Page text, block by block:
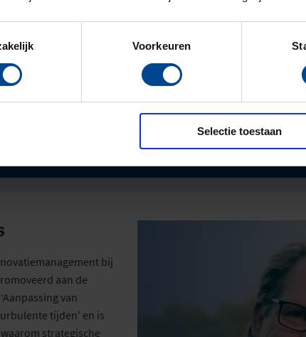
Voorkeuren
Selectie toestaan
en -competenties binnen jouw
op een duurzame wijze
worden? In het programma
tools om de
afdeling te verbeteren.
bij
aan de
van
tijden’ en is
strategische